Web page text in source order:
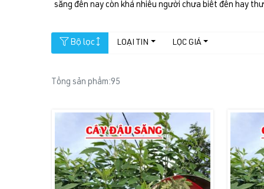
săng đến nay còn khá nhiều người chưa biết đến hay
Bộ lọc LOẠI TIN LỌC GIÁ
Tổng sản phẩm:95